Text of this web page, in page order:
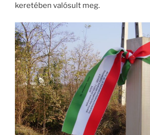
keretében valósult meg.